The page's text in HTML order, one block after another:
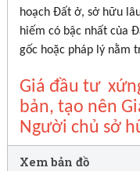
hoạch Đất ở, sở hữu
hiếm có bậc nhất của
gốc hoặc pháp lý nằm
Giá đầu tư
bản, tạo nên
Người chủ sở
Xem bản đồ